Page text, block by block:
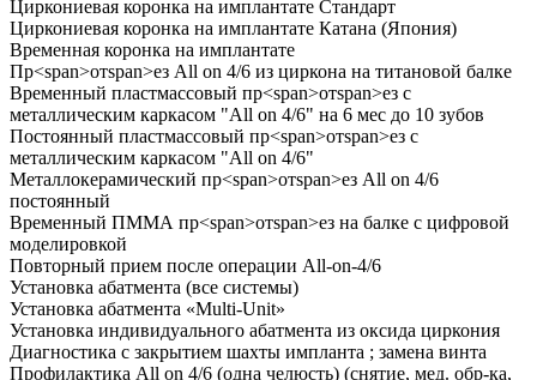
Циркониевая коронка на имплантате Стандарт
Циркониевая коронка на имплантате Катана (Япония)
Временная коронка на имплантате
Пр<span>отspan>ез All on 4/6 из циркона на титановой балке
Временный пластмассовый пр<span>отspan>ез с
металлическим каркасом "All on 4/6" на 6 мес до 10 зубов
Постоянный пластмассовый пр<span>отspan>ез с
металлическим каркасом "All on 4/6"
Металлокерамический пр<span>отspan>ез All on 4/6
постоянный
Временный ПММА пр<span>отspan>ез на балке с цифровой
моделировкой
Повторный прием после операции All-on-4/6
Установка абатмента (все системы)
Установка абатмента «Multi-Unit»
Установка индивидуального абатмента из оксида циркония
Диагностика с закрытием шахты импланта ; замена винта
Профилактика All on 4/6 (одна челюсть) (снятие, мед. обр-ка,